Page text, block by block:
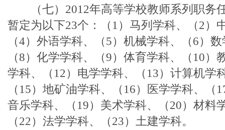
（七）2012年高等学校教师系列职务
暂定为以下23个：（1）马列学科、（2）
（4）外语学科、（5）机械学科、（6）
（8）化学学科、（9）体育学科、（10）
学科、（12）电学学科、（13）计算机学
（15）地矿油学科、（16）医学学科、（
音乐学科、（19）美术学科、（20）材料
（22）法学学科、（23）土建学科。